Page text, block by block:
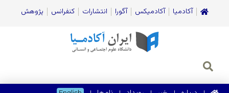
آکادمیا آکادمیکس آگورا انتشارات کنفرانس پژوهش